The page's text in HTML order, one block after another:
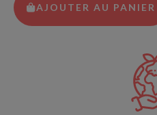
AJOUTER AU PANIER